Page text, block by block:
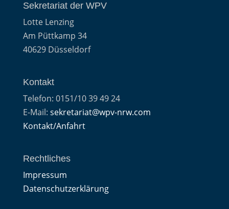
Sekretariat der WPV
Lotte Lenzing
Am Püttkamp 34
40629 Düsseldorf
Kontakt
Telefon: 0151/10 39 49 24
E-Mail: sekretariat@wpv-nrw.com
Kontakt/Anfahrt
Rechtliches
Impressum
Datenschutzerklärung